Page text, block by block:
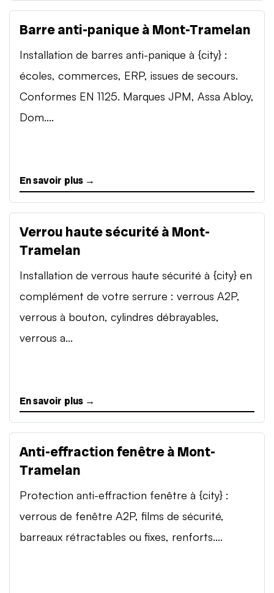
Barre anti-panique à Mont-Tramelan
Installation de barres anti-panique à {city} :
écoles, commerces, ERP, issues de secours.
Conformes EN 1125. Marques JPM, Assa Abloy,
Dom....
En savoir plus →
Verrou haute sécurité à Mont-
Tramelan
Installation de verrous haute sécurité à {city} en
complément de votre serrure : verrous A2P,
verrous à bouton, cylindres débrayables,
verrous a...
En savoir plus →
Anti-effraction fenêtre à Mont-
Tramelan
Protection anti-effraction fenêtre à {city} :
verrous de fenêtre A2P, films de sécurité,
barreaux rétractables ou fixes, renforts....